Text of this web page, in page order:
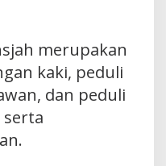
merupakan
kaki, peduli
dan peduli
serta